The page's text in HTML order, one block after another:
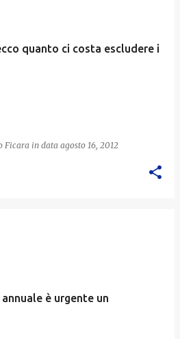
quanto ci costa escludere i
Ficara in data agosto 16, 2012
è urgente un